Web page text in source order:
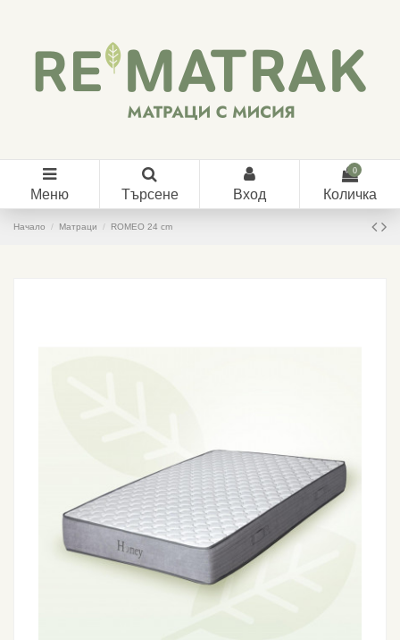
Меню Търсене Вход
0
Количка
Начало Матраци ROMEO 24 cm